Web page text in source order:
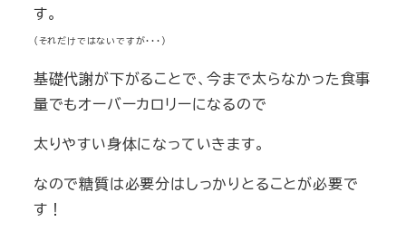
す。
（それだけではないですが・・・）
基礎代謝が下がることで、今まで太らなかった食事
量でもオーバーカロリーになるので
太りやすい身体になっていきます。
なので糖質は必要分はしっかりとることが必要で
す！